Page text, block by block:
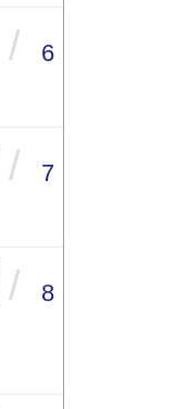
/ 6
/ 7
/ 8